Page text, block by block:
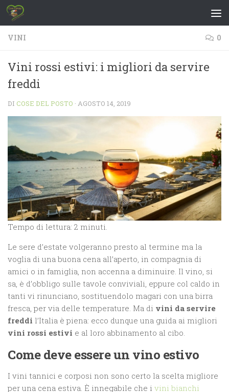
Salta al contenuto
VINI 0
Vini rossi estivi: i migliori da servire
freddi
DI COSE DEL POSTO · AGOSTO 14, 2019
Tempo di lettura: 2 minuti.
Le sere d’estate volgeranno presto al termine ma la
voglia di una buona cena all’aperto, in compagnia di
amici o in famiglia, non accenna a diminuire. Il vino, si
sa, è d’obbligo sulle tavole conviviali, eppure col caldo in
tanti vi rinunciano, sostituendolo magari con una birra
fresca, per via delle temperature. Ma di vini da servire
freddi l’Italia è piena: ecco dunque una guida ai migliori
vini rossi estivi e al loro abbinamento al cibo.
Come deve essere un vino estivo
I vini tannici e corposi non sono certo la scelta migliore
per una cena estiva. È innegabile che i vini bianchi